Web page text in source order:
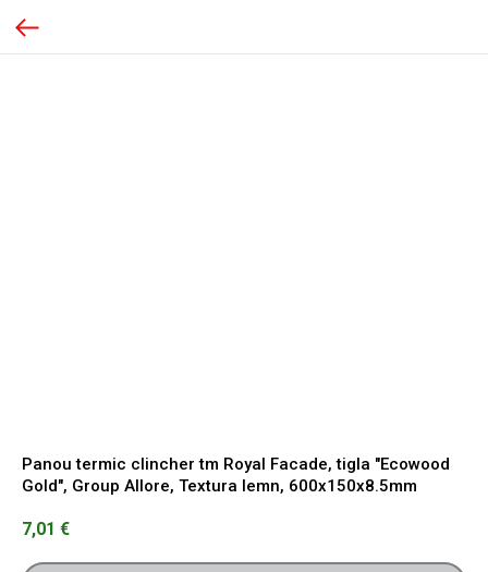
Panou termic clincher tm Royal Facade, tigla "Ecowood
Gold", Group Allore, Textura lemn, 600x150x8.5mm
7,01 €